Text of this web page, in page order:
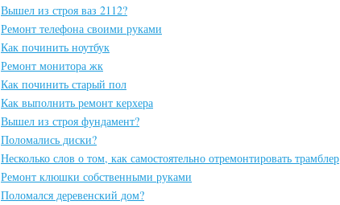
Вышел из строя ваз 2112?
Ремонт телефона своими руками
Как починить ноутбук
Ремонт монитора жк
Как починить старый пол
Как выполнить ремонт керхера
Вышел из строя фундамент?
Поломались диски?
Несколько слов о том, как самостоятельно отремонтировать трамблер
Ремонт клюшки собственными руками
Поломался деревенский дом?